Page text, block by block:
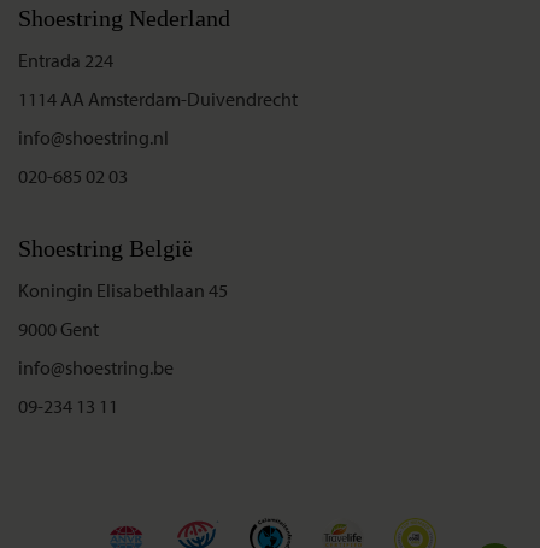
Shoestring Nederland
Entrada 224
1114 AA Amsterdam-Duivendrecht
info@shoestring.nl
020-685 02 03
Shoestring België
Koningin Elisabethlaan 45
9000 Gent
info@shoestring.be
09-234 13 11